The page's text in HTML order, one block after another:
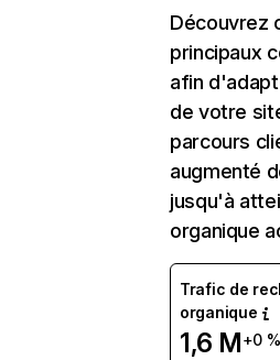
Découvrez
principaux
afin
de votre
parcours
augmenté
jusqu'à
organique
Trafic de
organique
1,6 M+0 %